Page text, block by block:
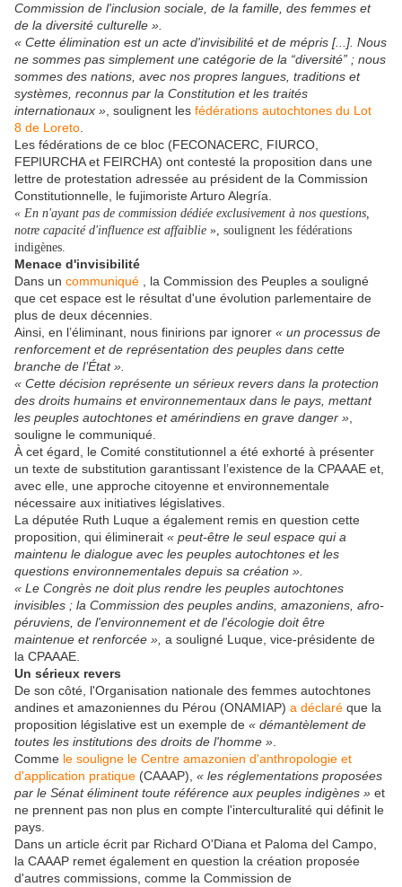
Commission de l'inclusion sociale, de la famille, des femmes et
de la diversité culturelle ».
« Cette élimination est un acte d'invisibilité et de mépris [...]. Nous
ne sommes pas simplement une catégorie de la “diversité” ; nous
sommes des nations, avec nos propres langues, traditions et
systèmes, reconnus par la Constitution et les traités
internationaux » , soulignent les fédérations autochtones du Lot
8 de Loreto
Les fédérations de ce bloc (FECONACERC, FIURCO,
FEPIURCHA et FEIRCHA) ont contesté la proposition dans une
lettre de protestation adressée au président de la Commission
Constitutionnelle, le fujimoriste Arturo Alegría.
« En n'ayant pas de commission dédiée exclusivement à nos questions,
notre capacité d'influence est affaiblie », soulignent les fédérations
indigènes.
Menace d'invisibilité
Dans un communiqué , la Commission des Peuples a souligné
que cet espace est le résultat d'une évolution parlementaire de
plus de deux décennies.
Ainsi, en l’éliminant, nous finirions par ignorer « un processus de
renforcement et de représentation des peuples dans cette
branche de l’État ».
« Cette décision représente un sérieux revers dans la protection
des droits humains et environnementaux dans le pays, mettant
les peuples autochtones et amérindiens en grave danger »
souligne le communiqué.
À cet égard, le Comité constitutionnel a été exhorté à présenter
un texte de substitution garantissant l’existence de la CPAAAE et,
avec elle, une approche citoyenne et environnementale
nécessaire aux initiatives législatives.
La députée Ruth Luque a également remis en question cette
proposition, qui éliminerait « peut-être le seul espace qui a
maintenu le dialogue avec les peuples autochtones et les
questions environnementales depuis sa création ».
« Le Congrès ne doit plus rendre les peuples autochtones
invisibles ; la Commission des peuples andins, amazoniens, afro-
péruviens, de l'environnement et de l'écologie doit être
maintenue et renforcée », a souligné Luque, vice-présidente de
la CPAAAE.
Un sérieux revers
De son côté, l'Organisation nationale des femmes autochtones
andines et amazoniennes du Pérou (ONAMIAP) a déclaré que la
proposition législative est un exemple de « démantèlement de
toutes les institutions des droits de l'homme »
Comme le souligne le Centre amazonien d'anthropologie et
d'application pratique (CAAAP), « les réglementations proposées
par le Sénat éliminent toute référence aux peuples indigènes » et
ne prennent pas non plus en compte l'interculturalité qui définit le
pays.
Dans un article écrit par Richard O'Diana et Paloma del Campo,
la CAAAP remet également en question la création proposée
d'autres commissions, comme la Commission de